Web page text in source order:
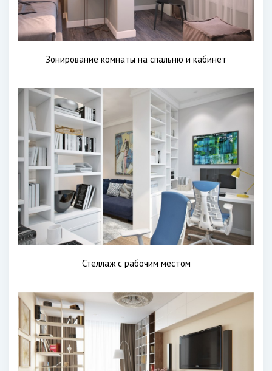
Зонирование комнаты на спальню и кабинет
Стеллаж с рабочим местом